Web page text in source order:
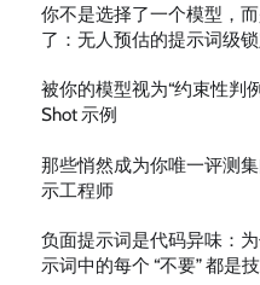
你不是选择了一个模型，
了：无人预估的提示词级
被你的模型视为“约束性判
Shot 示例
那些悄然成为你唯一评测
示工程师
负面提示词是代码异味：
示词中的每个 “不要” 都是